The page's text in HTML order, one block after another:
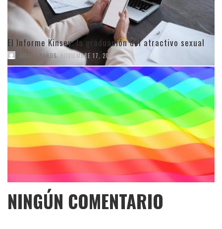
El Informe Kinsey: la graduación del atractivo sexual
AMALIA BAÑOS, NOVIEMBRE 17, 2025
NINGÚN COMENTARIO